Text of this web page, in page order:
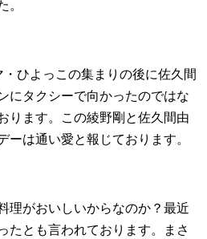
。
ひよっこの集まりの後に佐久間
にタクシーで向かったのではな
ります。この綾野剛と佐久間由
ーは通い愛と報じております。
理がおいしいからなのか？最近
たとも言われております。まさ